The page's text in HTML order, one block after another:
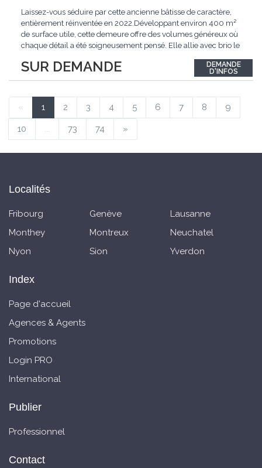
SUR DEMANDE
Laissez-vous séduire par cette ancienne bâtisse de caractère,
entièrement réinventée en 2022.Développant environ 400 m²
de surface utile, cette demeure offre des volumes généreux où
chaque détail a été soigneusement pensé. Elle allie avec brio le
contemporaines. Sa distribution harmonieuse et fonctionnelle a
été conçue pour répondre...
DEMANDE
D'INFOS
« 1 2 3 4 5 6 7 8 9
10 ... 73 74 »
Localités
Fribourg Genève
Lausanne
Monthey
Montreux
Neuchatel
Nyon
Sion Yverdon
Index
Page d'accueil
Agences & Agents
Promotions
Login PRO
International
Publier
Professionnel
Contact